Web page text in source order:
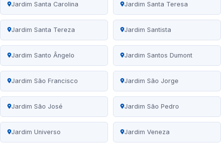
Jardim Santa Carolina Jardim Santa Teresa
Jardim Santa Tereza Jardim Santista
Jardim Santo Ângelo Jardim Santos Dumont
Jardim São Francisco Jardim São Jorge
Jardim São José Jardim São Pedro
Jardim Universo Jardim Veneza